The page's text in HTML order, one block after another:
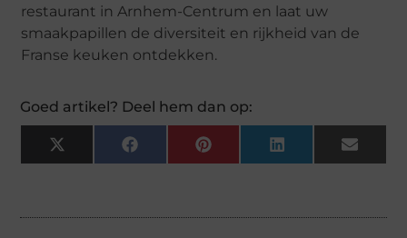
restaurant in Arnhem-Centrum en laat uw
smaakpapillen de diversiteit en rijkheid van de
Franse keuken ontdekken.
Goed artikel? Deel hem dan op:
X
(Twitter)
FacebookPinterestLinkedInEmail